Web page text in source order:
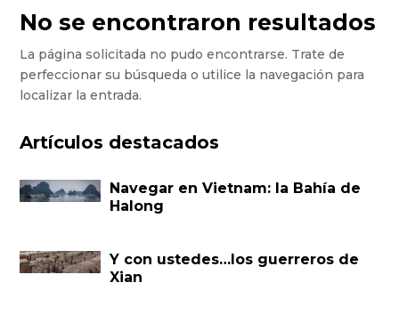
No se encontraron resultados
La página solicitada no pudo encontrarse. Trate de
perfeccionar su búsqueda o utilice la navegación para
localizar la entrada.
Artículos destacados
Navegar en Vietnam: la Bahía de
Halong
Y con ustedes…los guerreros de
Xian